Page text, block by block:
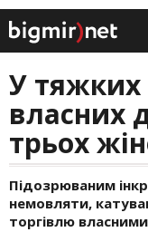
У тяжких
власних
трьох
Підозрюваним
немовляти,
торгівлю